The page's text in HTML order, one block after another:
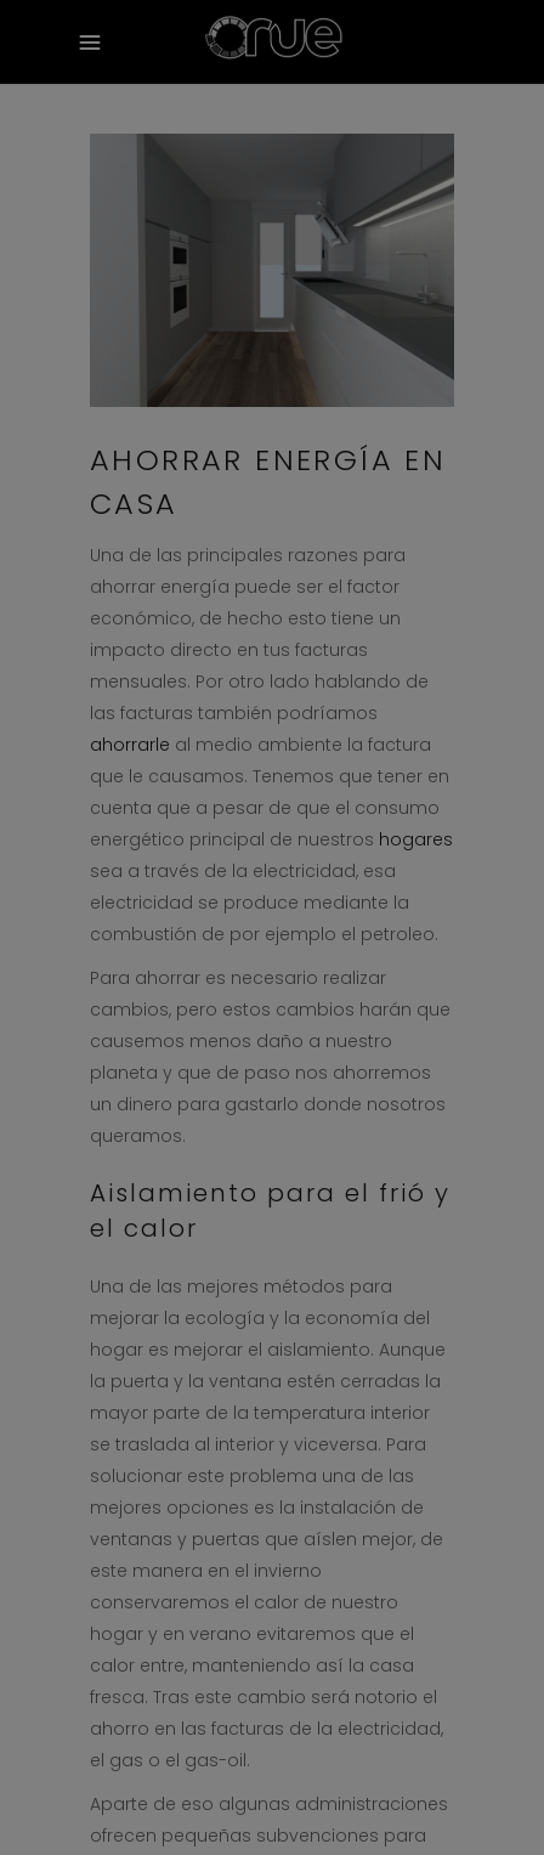
AHORRAR ENERGÍA EN
CASA
Una de las principales razones para
ahorrar energía puede ser el factor
económico, de hecho esto tiene un
impacto directo en tus facturas
mensuales. Por otro lado hablando de
las facturas también podríamos
ahorrarle al medio ambiente la factura
que le causamos. Tenemos que tener en
cuenta que a pesar de que el consumo
energético principal de nuestros hogares
sea a través de la electricidad, esa
electricidad se produce mediante la
combustión de por ejemplo el petroleo.
Para ahorrar es necesario realizar
cambios, pero estos cambios harán que
causemos menos daño a nuestro
planeta y que de paso nos ahorremos
un dinero para gastarlo donde nosotros
queramos.
Aislamiento para el frió y
el calor
Una de las mejores métodos para
mejorar la ecología y la economía del
hogar es mejorar el aislamiento. Aunque
la puerta y la ventana estén cerradas la
mayor parte de la temperatura interior
se traslada al interior y viceversa. Para
solucionar este problema una de las
mejores opciones es la instalación de
ventanas y puertas que aíslen mejor, de
este manera en el invierno
conservaremos el calor de nuestro
hogar y en verano evitaremos que el
calor entre, manteniendo así la casa
fresca. Tras este cambio será notorio el
ahorro en las facturas de la electricidad,
el gas o el gas-oil.
Aparte de eso algunas administraciones
ofrecen pequeñas subvenciones para